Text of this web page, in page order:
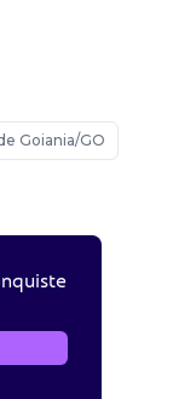
Goiania/GO